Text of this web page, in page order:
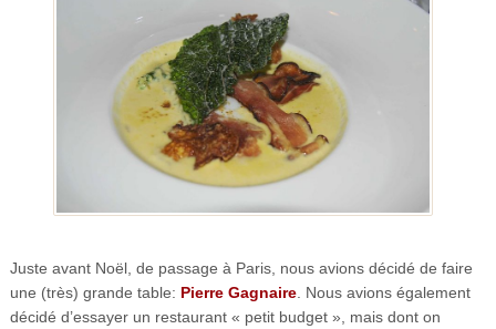
Juste avant Noël, de passage à Paris, nous avions décidé de faire
une (très) grande table: Pierre Gagnaire. Nous avions également
décidé d’essayer un restaurant « petit budget », mais dont on